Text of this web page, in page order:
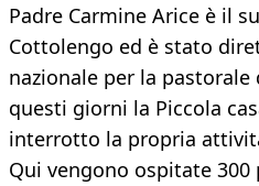
Padre Carmine Arice è il
Cottolengo ed è stato
nazionale per la
questi giorni la Piccola
interrotto la propria
Qui vengono ospitate 300